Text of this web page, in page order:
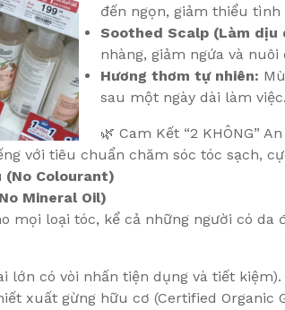
đến ngọn, giảm thiểu
Soothed Scalp (Làm dịu
nhàng, giảm ngứa và
Hương thơm tự nhiên:
sau một ngày dài làm việc.
🌿 Cam Kết “2 KHÔNG”
với tiêu chuẩn chăm sóc tóc sạch,
(No Colourant)
Mineral Oil)
mọi loại tóc, kể cả những người có da
lớn có vòi nhấn tiện dụng và tiết kiệm).
xuất gừng hữu cơ (Certified Organic